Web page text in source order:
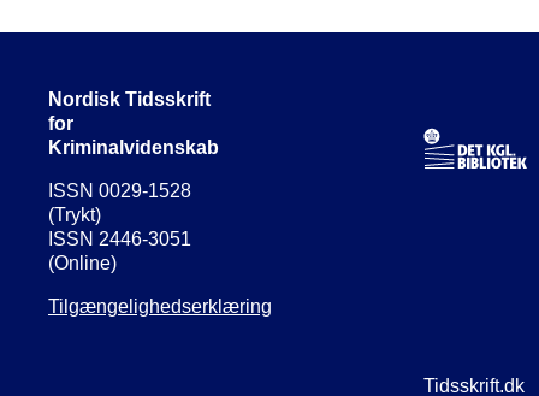
Nordisk Tidsskrift
for
Kriminalvidenskab
ISSN 0029-1528
(Trykt)
ISSN 2446-3051
(Online)
Tilgængelighedserklæring